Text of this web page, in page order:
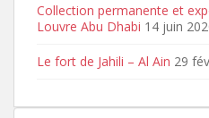
Collection permanente et
Louvre Abu Dhabi 14 juin
Le fort de Jahili – Al Ain 29